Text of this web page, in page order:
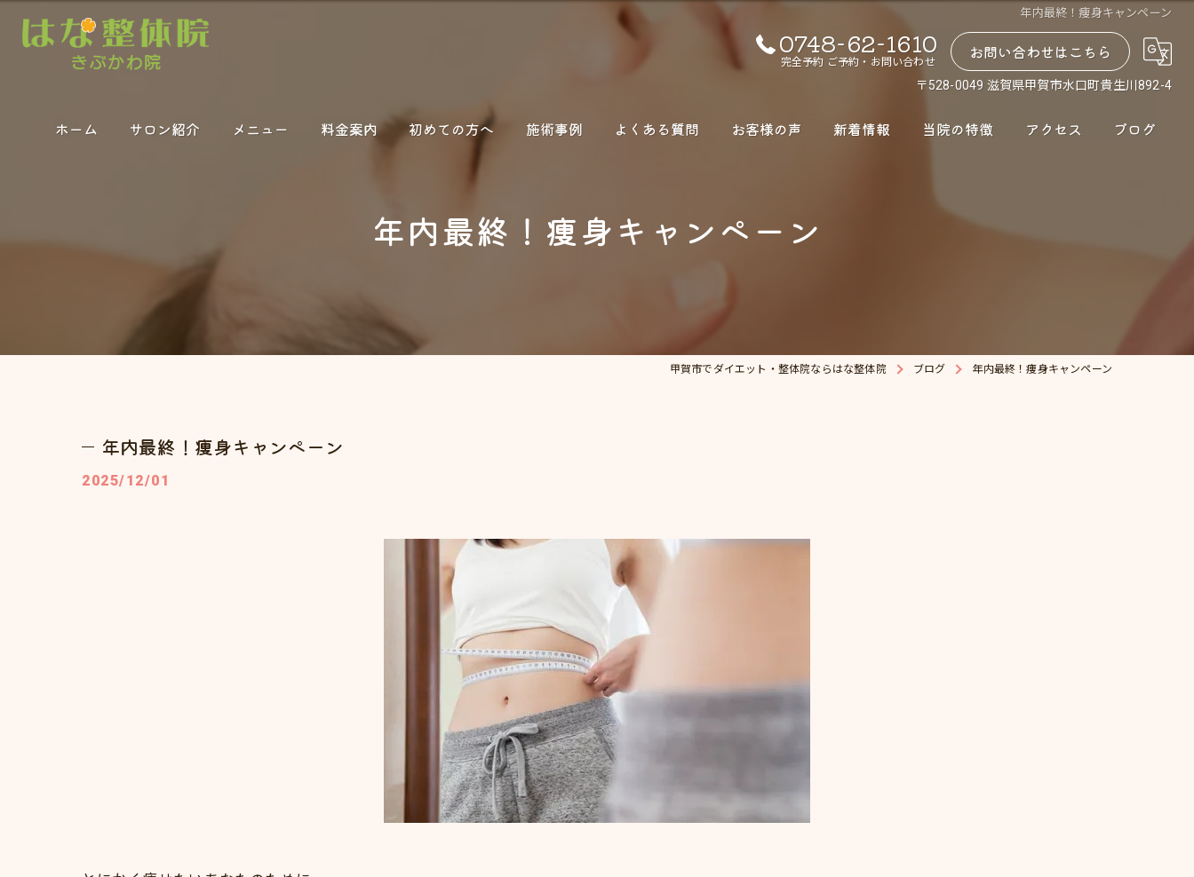
年内最終！痩身キャンペーン
0748-62-1610
完全予約 ご予約・お問い合わせ お問い合わせはこちら
〒528-0049 滋賀県甲賀市水口町貴生川892-4
ホーム サロン紹介 メニュー 料金案内 初めての方へ 施術事例 よくある質問 お客様の声 新着情報 当院の特徴
ダイエット
アクセス ブログ
年内最終！痩身キャンペーン
甲賀市でダイエット・整体院ならはな整体院 ブログ 年内最終！痩身キャンペーン
年内最終！痩身キャンペーン
2025/12/01